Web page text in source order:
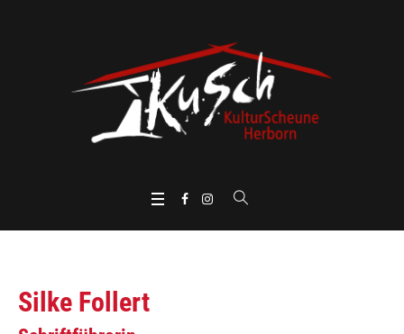
Silke Follert